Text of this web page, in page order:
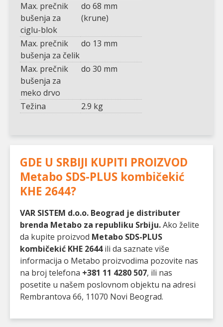
Max. prečnik
bušenja za
ciglu-blok
do 68 mm
(krune)
Max. prečnik
bušenja za čelik
do 13 mm
Max. prečnik
bušenja za
meko drvo
do 30 mm
Težina 2.9 kg
GDE U SRBIJI KUPITI PROIZVOD
Metabo SDS-PLUS kombičekić
KHE 2644?
VAR SISTEM d.o.o. Beograd je distributer
brenda Metabo za republiku Srbiju.Ako želite
da kupite proizvod Metabo SDS-PLUS
kombičekić KHE 2644ili da saznate više
informacija o Metabo proizvodima pozovite nas
na broj telefona +381 11 4280 507, ili nas
posetite u našem poslovnom objektu na adresi
Rembrantova 66, 11070 Novi Beograd.